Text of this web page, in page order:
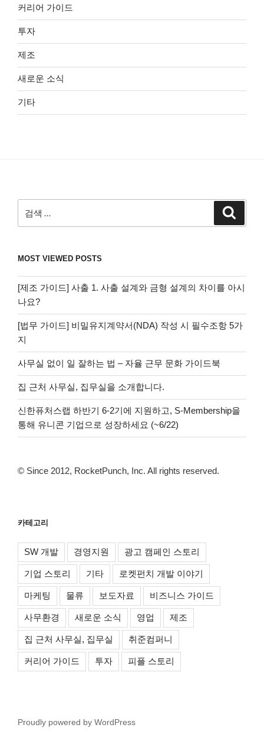
커리어 가이드
투자
제조
새로운 소식
기타
색:
MOST VIEWED POSTS
[제조 가이드] 사출 1. 사출 설계와 금형 설계의 차이를 아시
나요?
[법무 가이드] 비밀유지계약서(NDA) 작성 시 필수조항 5가
지
사무실 없이 일 잘하는 법 – 자율 근무 문화 가이드북
집 근처 사무실, 집무실을 소개합니다.
신한퓨처스랩 하반기 6-2기에 지원하고, S-Membership을
통해 유니콘 기업으로 성장하세요 (~6/22)
© Since 2012, RocketPunch, Inc. All rights reserved.
카테고리
SW 개발 경영지원 광고 캠페인 스토리
기업 스토리 기타 로켓펀치 개발 이야기
마케팅 물류 보도자료 비즈니스 가이드
사무환경 새로운 소식 영업 제조
집 근처 사무실, 집무실 취준컴퍼니
커리어 가이드 투자 피플 스토리
Proudly powered by WordPress